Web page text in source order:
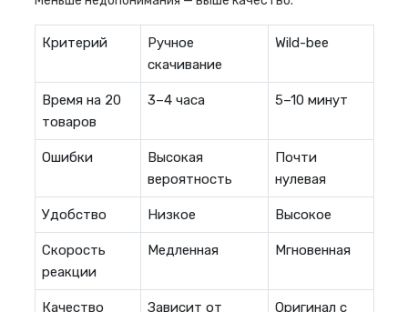
Критерий
Ручное
скачивание
Wild-bee
Время на 20
товаров
3–4 часа 5–10 минут
Ошибки
Высокая
вероятность
Почти
нулевая
Удобство Низкое Высокое
Скорость
реакции
Медленная Мгновенная
Качество
Зависит от
Оригинал с